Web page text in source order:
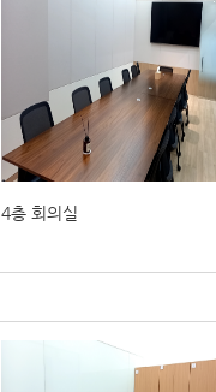
4층 회의실